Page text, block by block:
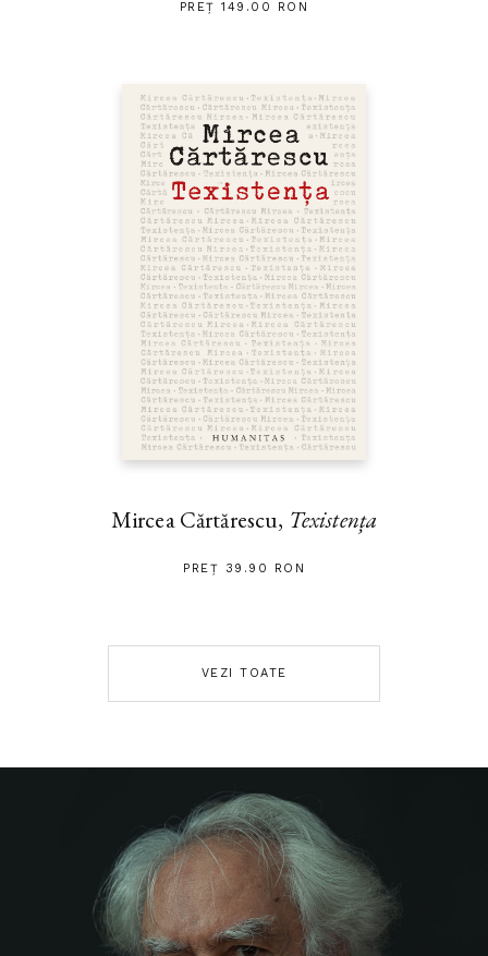
PREȚ 149.00 RON
Mircea Cărtărescu, Texistența
PREȚ 39.90 RON
VEZI TOATE